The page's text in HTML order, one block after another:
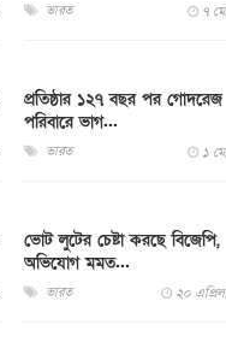
ভারত ৭
প্রতিষ্ঠার ১২৭ বছর পর গোদরেজ
পরিবারে ভাগ...
ভারত ১
ভোট লুটের চেষ্টা করছে বিজেপি,
অভিযোগ মমত...
ভারত ২০